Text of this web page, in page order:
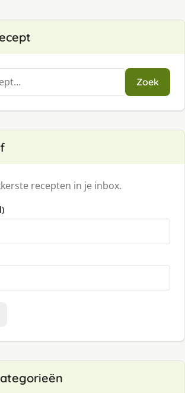
Zoek
recepten in je inbox.